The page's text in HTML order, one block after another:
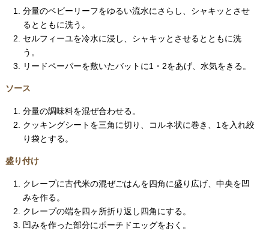
分量のベビーリーフをゆるい流水にさらし、シャキッとさせ
るとともに洗う。
セルフィーユを冷水に浸し、シャキッとさせるとともに洗
う。
リードペーパーを敷いたバットに1・2をあげ、水気をきる。
ソース
分量の調味料を混ぜ合わせる。
クッキングシートを三角に切り、コルネ状に巻き、1を入れ絞
り袋とする。
盛り付け
クレープに古代米の混ぜごはんを四角に盛り広げ、中央を凹
みを作る。
クレープの端を四ヶ所折り返し四角にする。
凹みを作った部分にポーチドエッグをおく。